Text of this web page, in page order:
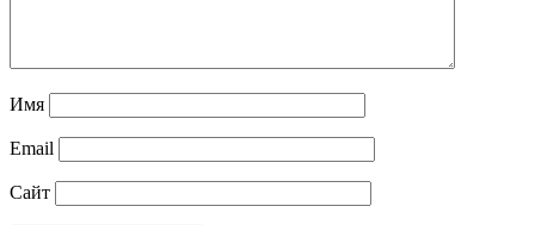
Имя
Email
Сайт